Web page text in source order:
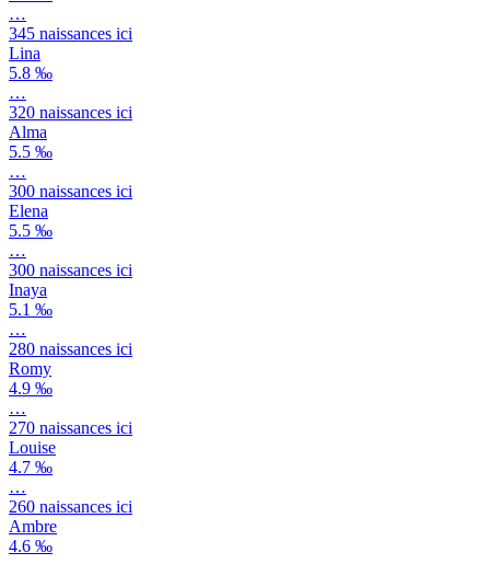
…
345 naissances ici
Lina
5.8 ‰
…
320 naissances ici
Alma
5.5 ‰
…
300 naissances ici
Elena
5.5 ‰
…
300 naissances ici
Inaya
5.1 ‰
…
280 naissances ici
Romy
4.9 ‰
…
270 naissances ici
Louise
4.7 ‰
…
260 naissances ici
Ambre
4.6 ‰